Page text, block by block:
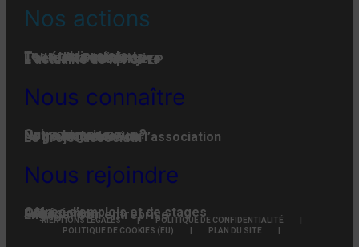
Nos actions
Tous nos projets
Les établissements
Toute l’actualité
L'actualité associative
L’actualité des projets
L’actualité de la FGPEP
Nous connaître
Qui-sommes-nous ?
Notre histoire
Notre organisation
La gouvernance de l’association
Le projet associatif
Nous rejoindre
Offres d’emplois et de stages
Adhésion
Faire un don
Engager son entreprise
MENTIONS LÉGALES
POLITIQUE DE CONFIDENTIALITÉ
POLITIQUE DE COOKIES (EU)
PLAN DU SITE